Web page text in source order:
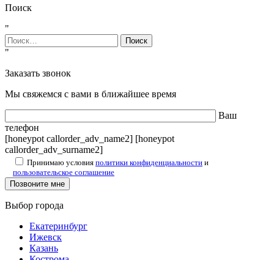
Поиск
"
Найти:
"
Заказать звонок
Мы свяжемся с вами в ближайшее время
Ваш
телефон
[honeypot callorder_adv_name2] [honeypot
callorder_adv_surname2]
Принимаю условия политики конфиденциальности и
пользовательское соглашение
Выбор города
Екатеринбург
Ижевск
Казань